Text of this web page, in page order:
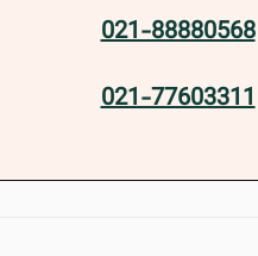
021-88880568
021-77603311